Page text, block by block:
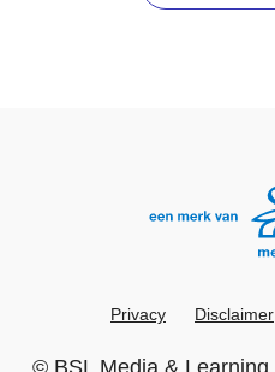
Privacy Disclaimer
© BSL Media & Learning